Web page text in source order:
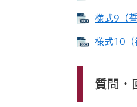
様式9（
様式10（
質問・